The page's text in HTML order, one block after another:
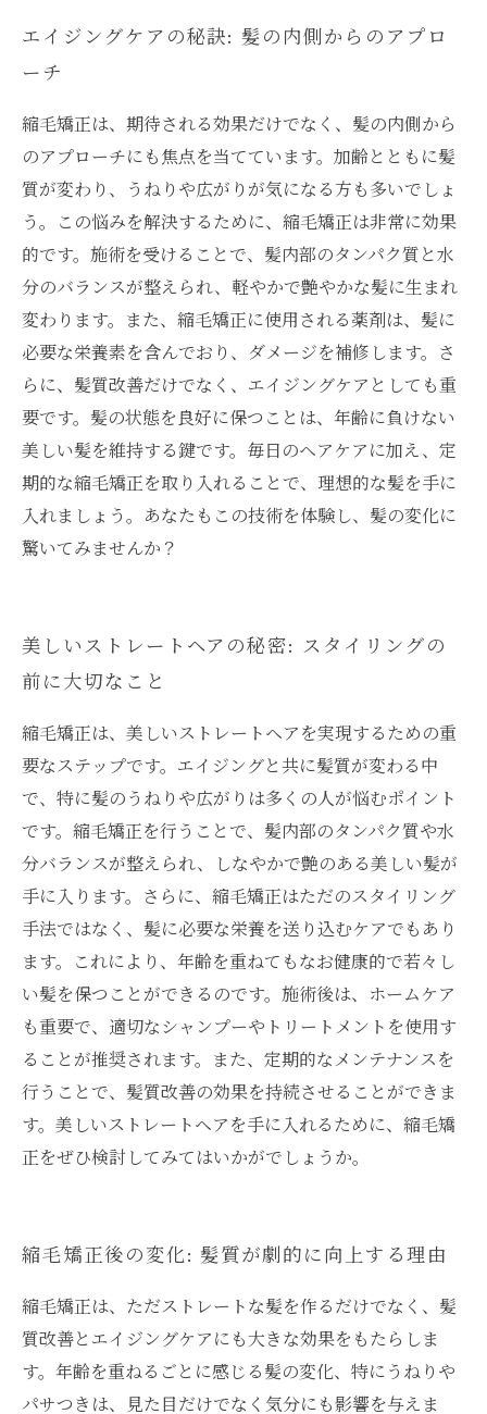
エイジングケアの秘訣: 髪の内側からのアプロ
ーチ
縮毛矯正は、期待される効果だけでなく、髪の内側から
のアプローチにも焦点を当てています。加齢とともに髪
質が変わり、うねりや広がりが気になる方も多いでしょ
う。この悩みを解決するために、縮毛矯正は非常に効果
的です。施術を受けることで、髪内部のタンパク質と水
分のバランスが整えられ、軽やかで艶やかな髪に生まれ
変わります。また、縮毛矯正に使用される薬剤は、髪に
必要な栄養素を含んでおり、ダメージを補修します。さ
らに、髪質改善だけでなく、エイジングケアとしても重
要です。髪の状態を良好に保つことは、年齢に負けない
美しい髪を維持する鍵です。毎日のヘアケアに加え、定
期的な縮毛矯正を取り入れることで、理想的な髪を手に
入れましょう。あなたもこの技術を体験し、髪の変化に
驚いてみませんか？
美しいストレートヘアの秘密: スタイリングの
前に大切なこと
縮毛矯正は、美しいストレートヘアを実現するための重
要なステップです。エイジングと共に髪質が変わる中
で、特に髪のうねりや広がりは多くの人が悩むポイント
です。縮毛矯正を行うことで、髪内部のタンパク質や水
分バランスが整えられ、しなやかで艶のある美しい髪が
手に入ります。さらに、縮毛矯正はただのスタイリング
手法ではなく、髪に必要な栄養を送り込むケアでもあり
ます。これにより、年齢を重ねてもなお健康的で若々し
い髪を保つことができるのです。施術後は、ホームケア
も重要で、適切なシャンプーやトリートメントを使用す
ることが推奨されます。また、定期的なメンテナンスを
行うことで、髪質改善の効果を持続させることができま
す。美しいストレートヘアを手に入れるために、縮毛矯
正をぜひ検討してみてはいかがでしょうか。
縮毛矯正後の変化: 髪質が劇的に向上する理由
縮毛矯正は、ただストレートな髪を作るだけでなく、髪
質改善とエイジングケアにも大きな効果をもたらしま
す。年齢を重ねるごとに感じる髪の変化、特にうねりや
パサつきは、見た目だけでなく気分にも影響を与えま